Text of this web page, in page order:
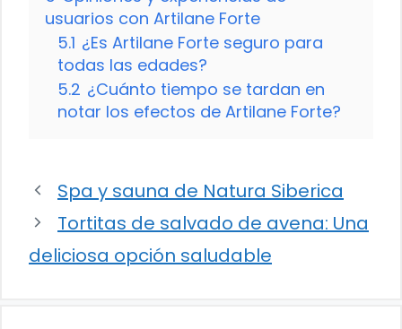
usuarios con Artilane Forte
5.1 ¿Es Artilane Forte seguro para
todas las edades?
5.2 ¿Cuánto tiempo se tardan en
notar los efectos de Artilane Forte?
Spa y sauna de Natura Siberica
Tortitas de salvado de avena: Una
deliciosa opción saludable